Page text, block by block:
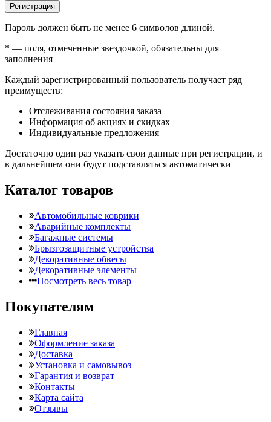
Регистрация
Пароль должен быть не менее 6 символов длиной.
* — поля, отмеченные звездочкой, обязательны для
заполнения
Каждый зарегистрированный пользователь получает ряд
преимуществ:
Отслеживания состояния заказа
Информация об акциях и скидках
Индивидуальные предложения
Достаточно один раз указать свои данные при регистрации, и
в дальнейшем они будут подставляться автоматически
Каталог товаров
Автомобильные коврики
Аварийные комплекты
Багажные системы
Брызгозащитные устройства
Декоративные обвесы
Декоративные элементы
Посмотреть весь товар
Покупателям
Главная
Оформление заказа
Доставка
Установка и самовывоз
Гарантия и возврат
Контакты
Карта сайта
Отзывы